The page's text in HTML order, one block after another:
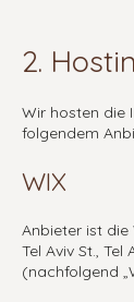
2.
Wir hosten die
folgendem
WIX
Anbieter ist die
Tel Aviv St., Tel
(nachfolgend